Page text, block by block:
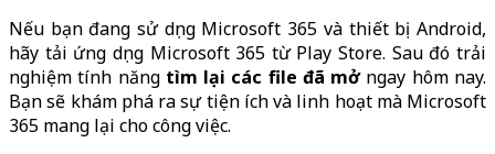
Nếu bạn đang sử dụng Microsoft 365 và thiết bị Android,
hãy tải ứng dụng Microsoft 365 từ Play Store. Sau đó trải
nghiệm tính năng tìm lại các file đã mởngay hôm nay.
Bạn sẽ khám phá ra sự tiện ích và linh hoạt mà Microsoft
365 mang lại cho công việc.